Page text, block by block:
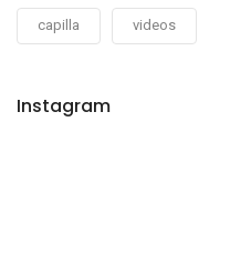
capilla videos
Instagram